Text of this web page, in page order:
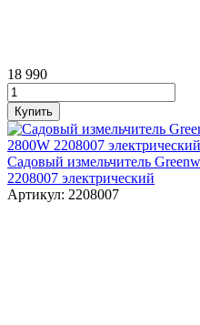
18 990
Садовый измельчитель
2208007 электрический
Артикул: 2208007